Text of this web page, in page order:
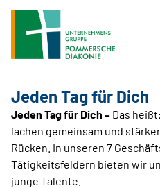
Jeden Tag für Dich
Jeden Tag für Dich – Das
lachen gemeinsam und
Rücken. In unseren 7
Tätigkeitsfeldern bieten wir
junge Talente.